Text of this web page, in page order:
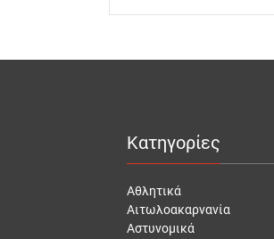
Κατηγορίες
Αθλητικά
Αιτωλοακαρνανία
Αστυνομικά